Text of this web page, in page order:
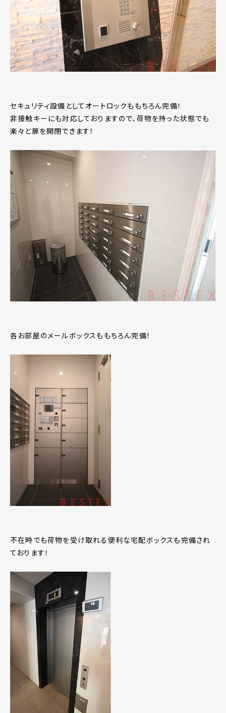
セキュリティ設備としてオートロックももちろん完備！
非接触キーにも対応しておりますので、荷物を持った状態でも
楽々と扉を開閉できます！
各お部屋のメールボックスももちろん完備！
不在時でも荷物を受け取れる便利な宅配ボックスも完備され
ております！